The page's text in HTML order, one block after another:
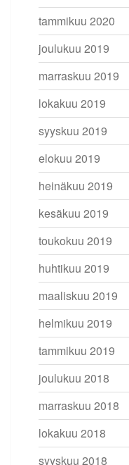
tammikuu 2020
joulukuu 2019
marraskuu 2019
lokakuu 2019
syyskuu 2019
elokuu 2019
heinäkuu 2019
kesäkuu 2019
toukokuu 2019
huhtikuu 2019
maaliskuu 2019
helmikuu 2019
tammikuu 2019
joulukuu 2018
marraskuu 2018
lokakuu 2018
syyskuu 2018